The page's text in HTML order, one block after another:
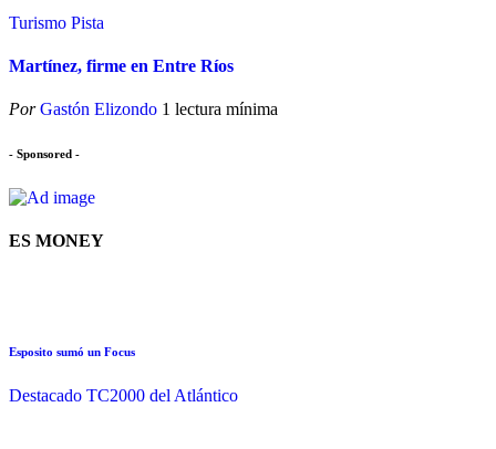
Turismo Pista
Martínez, firme en Entre Ríos
Por Gastón Elizondo 1 lectura mínima
- Sponsored -
ES MONEY
Esposito sumó un Focus
Destacado TC2000 del Atlántico